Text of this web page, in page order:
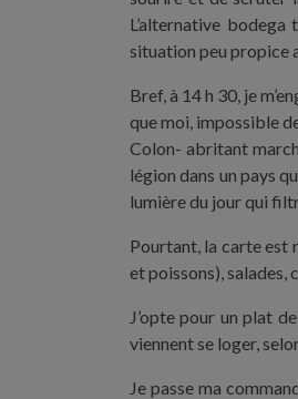
L’alternative
situation peu propice
Bref, à 14 h 30, je
que moi, impossible
Colon- abritant
légion dans un pays
lumière du jour qui
Pourtant, la carte est
et poissons), salades,
J’opte pour un plat
viennent se loger,
Je passe ma